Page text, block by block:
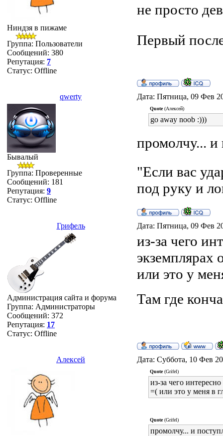
Ниндзя в пижаме
Группа: Пользователи
Сообщений: 380
Репутация: 7
Статус: Offline
не просто
Первый
qwerty Дата: Пятница, 09 Фев
Бывалый
Группа: Проверенные
Сообщений: 181
Репутация: 9
Статус: Offline
Quote(Алексей)
go away noob :)))
промолчу...
"Если вас
под руку и
Грифель Дата: Пятница, 09 Фев
Администрация сайта и форума
Группа: Администраторы
Сообщений: 372
Репутация: 17
Статус: Offline
из-за чего
экземплярах
или это у
Там где
Алексей Дата: Суббота, 10 Фев
Quote(Grifel)
из-за чего
=( или это у меня в
Quote(Grifel)
промолчу... и